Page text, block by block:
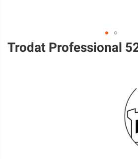
Zum
Anfang
Trodat Professional